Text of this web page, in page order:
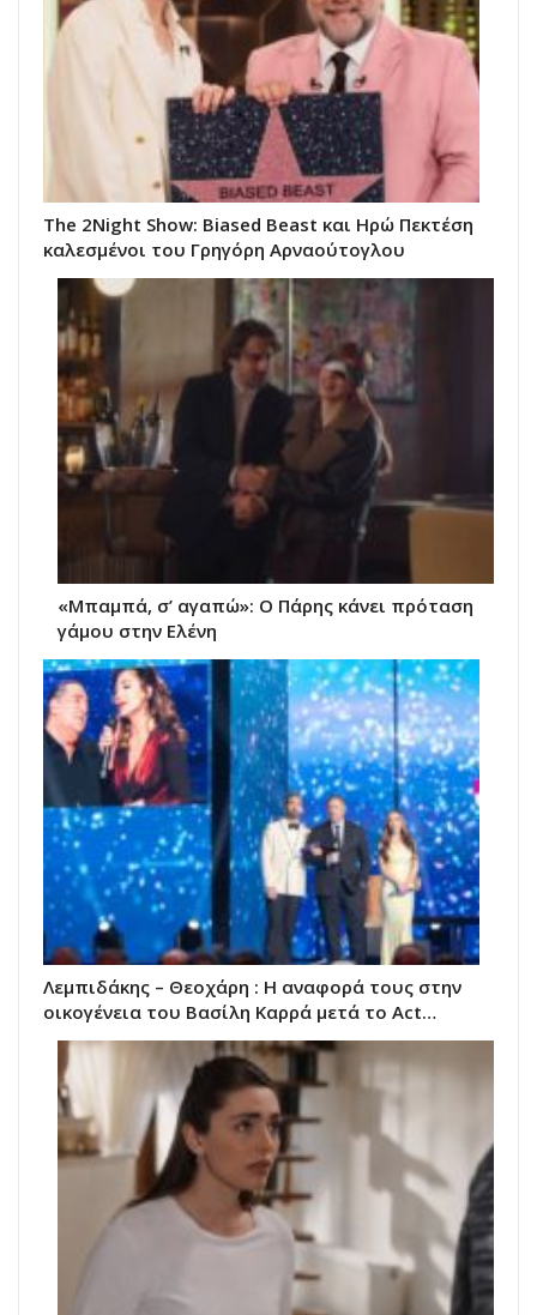
The 2Night Show: Biased Beast και Ηρώ Πεκτέση
καλεσμένοι του Γρηγόρη Αρναούτογλου
«Μπαμπά, σ’ αγαπώ»: Ο Πάρης κάνει πρόταση
γάμου στην Ελένη
Λεμπιδάκης – Θεοχάρη : Η αναφορά τους στην
οικογένεια του Βασίλη Καρρά μετά το Act…